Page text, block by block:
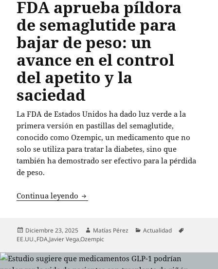
FDA aprueba píldora
de semaglutide para
bajar de peso: un
avance en el control
del apetito y la
saciedad
La FDA de Estados Unidos ha dado luz verde a la
primera versión en pastillas del semaglutide,
conocido como Ozempic, un medicamento que no
solo se utiliza para tratar la diabetes, sino que
también ha demostrado ser efectivo para la pérdida
de peso.
Continua leyendo FDA aprueba píldora de semaglutide
Publicado
el
Diciembre 23, 2025 Autor
Matías Pérez Categorías
Actualidad
EE.UU.,FDA,Javier Vega,Ozempic